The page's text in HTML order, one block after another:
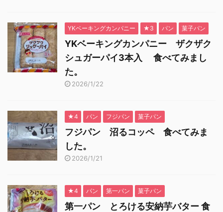
YKベーキングカンパニー ★3 パン 菓子パン
YKベーキングカンパニー ザクザク
シュガーパイ3本入 食べてみまし
た。
2026/1/22
★4 パン フジパン 菓子パン
フジパン 沼るコッペ 食べてみま
した。
2026/1/21
★4 パン 第一パン 菓子パン
第一パン とろける安納芋バター 食